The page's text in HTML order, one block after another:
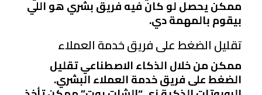
ممكن يحصل لو كان فيه فريق بشري هو اللي
بيقوم بالمهمة دي.
تقليل الضغط على فريق خدمة العملاء
ممكن من خلال الذكاء الاصطناعي تقليل
الضغط على فريق خدمة العملاء البشري.